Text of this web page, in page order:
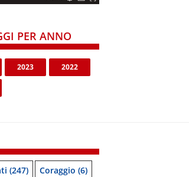
PER ANNO
2023 2022
(247) Coraggio (6)